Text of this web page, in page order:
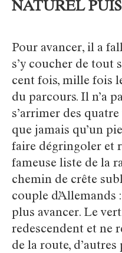
NATUREL
Pour avancer, il a
s’y coucher de tout
cent fois, mille fois
du parcours. Il n’a
s’arrimer des
que jamais qu’un
faire dégringoler et
fameuse liste de la
chemin de crête
couple d’Allemands
plus avancer. Le
redescendent et ne
de la route,